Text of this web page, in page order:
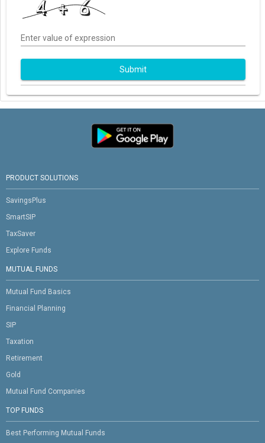
Enter value of expression
Submit
PRODUCT SOLUTIONS
SavingsPlus
SmartSIP
TaxSaver
Explore Funds
MUTUAL FUNDS
Mutual Fund Basics
Financial Planning
SIP
Taxation
Retirement
Gold
Mutual Fund Companies
TOP FUNDS
Best Performing Mutual Funds